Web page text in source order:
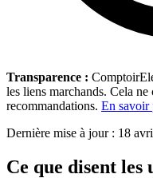
Transparence :
les liens marchands. Cela
recommandations. En savoir
Dernière mise à jour : 18
Ce que disent les